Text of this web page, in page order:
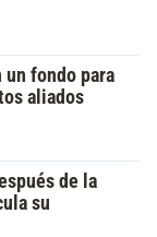
un fondo para
aliados
de la
su